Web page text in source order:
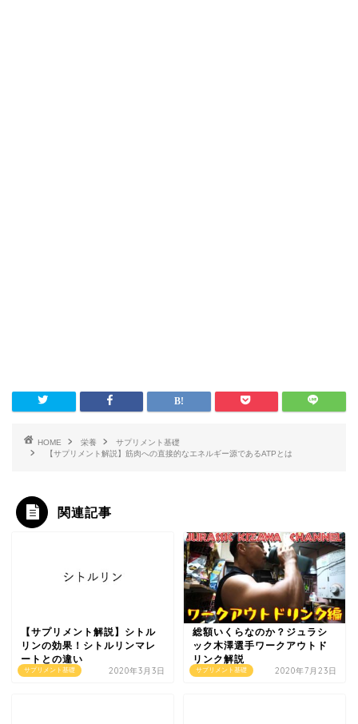
HOME 栄養
サプリメント基礎
【サプリメント解説】筋肉への直接的なエネルギー源であるATPとは
関連記事
サプリメント基礎
【サプリメント解説】シトル
リンの効果！シトルリンマレ
ートとの違い
2020年3月3日 サプリメント基礎
総額いくらなのか？ジュラシ
ック木澤選手ワークアウトド
リンク解説
2020年7月23日